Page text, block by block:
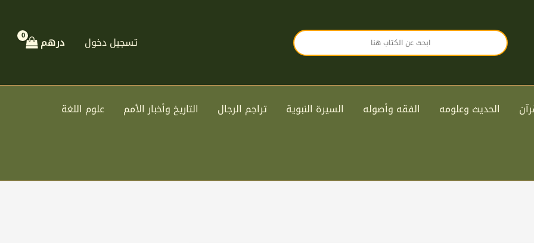
تسجيل دخول درهم
الحديث وعلومه الفقه وأصوله السيرة النبوية تراجم الرجال التاريخ وأخبار الأمم علوم اللغة